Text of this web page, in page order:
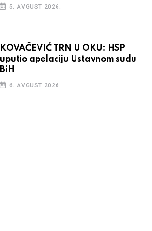
5. AVGUST 2026.
KOVAČEVIĆ TRN U OKU: HSP
uputio apelaciju Ustavnom sudu
BiH
6. AVGUST 2026.